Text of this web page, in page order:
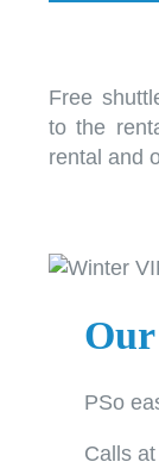
Free
to the
rental and
PSo
Calls at